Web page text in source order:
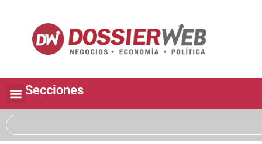
Secciones